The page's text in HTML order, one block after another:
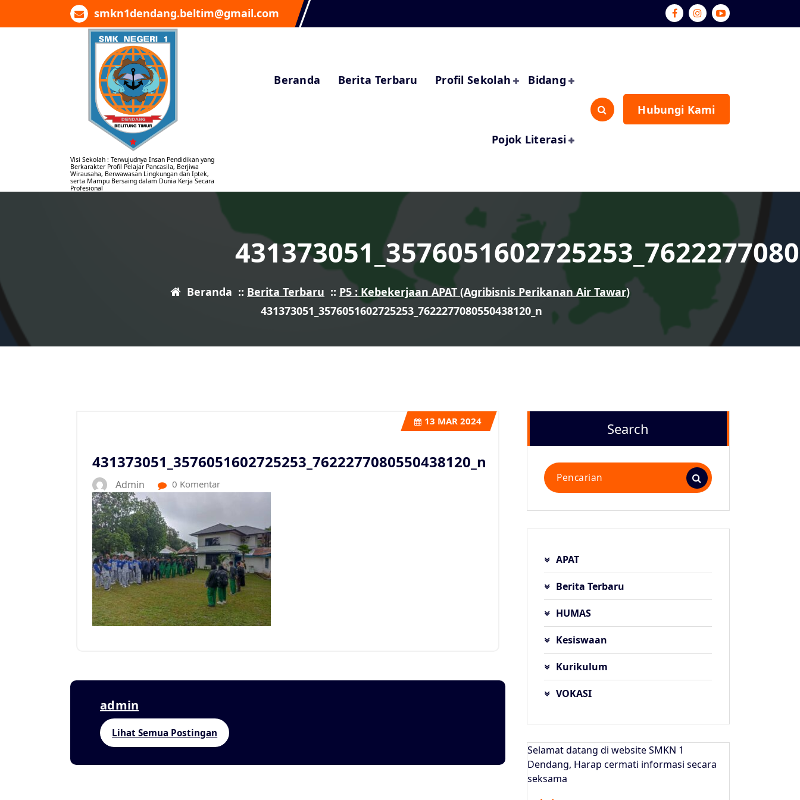
smkn1dendang.beltim@gmail.com
Visi Sekolah : Terwujudnya Insan Pendidikan yang
Berkarakter Profil Pelajar Pancasila, Berjiwa
Wirausaha, Berwawasan Lingkungan dan Iptek,
serta Mampu Bersaing dalam Dunia Kerja Secara
Profesional
Beranda Berita Terbaru Profil Sekolah Bidang
Pojok Literasi
Hubungi Kami
Beranda :: Berita Terbaru :: P5 : Kebekerjaan APAT (Agribisnis Perikanan Air Tawar)
431373051_3576051602725253_7622277080550438120_n
431373051_3576051602725253_7622277080550438120_n
13 MAR 2024
Admin 0 Komentar
admin
Lihat Semua Postingan
Search
Pencarian
untuk:
APAT
Berita Terbaru
HUMAS
Kesiswaan
Kurikulum
VOKASI
Selamat datang di website SMKN 1
Dendang, Harap cermati informasi secara
seksama